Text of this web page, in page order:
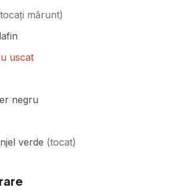
tocați mărunt)
uscat
negru
verde (tocat)